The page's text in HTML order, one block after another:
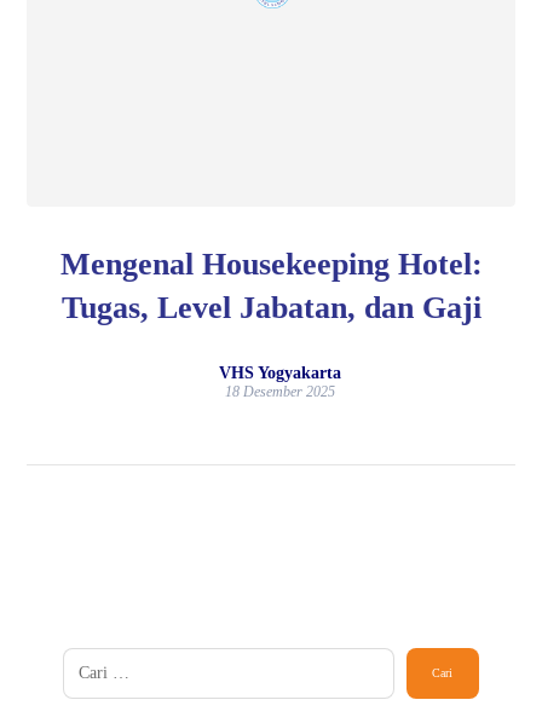
Mengenal Housekeeping Hotel:
Tugas, Level Jabatan, dan Gaji
VHS Yogyakarta
18 Desember 2025